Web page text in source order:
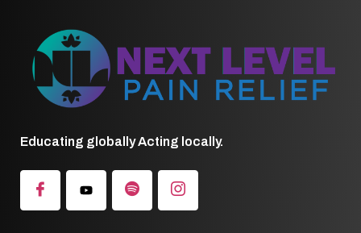
Educating globally Acting locally.